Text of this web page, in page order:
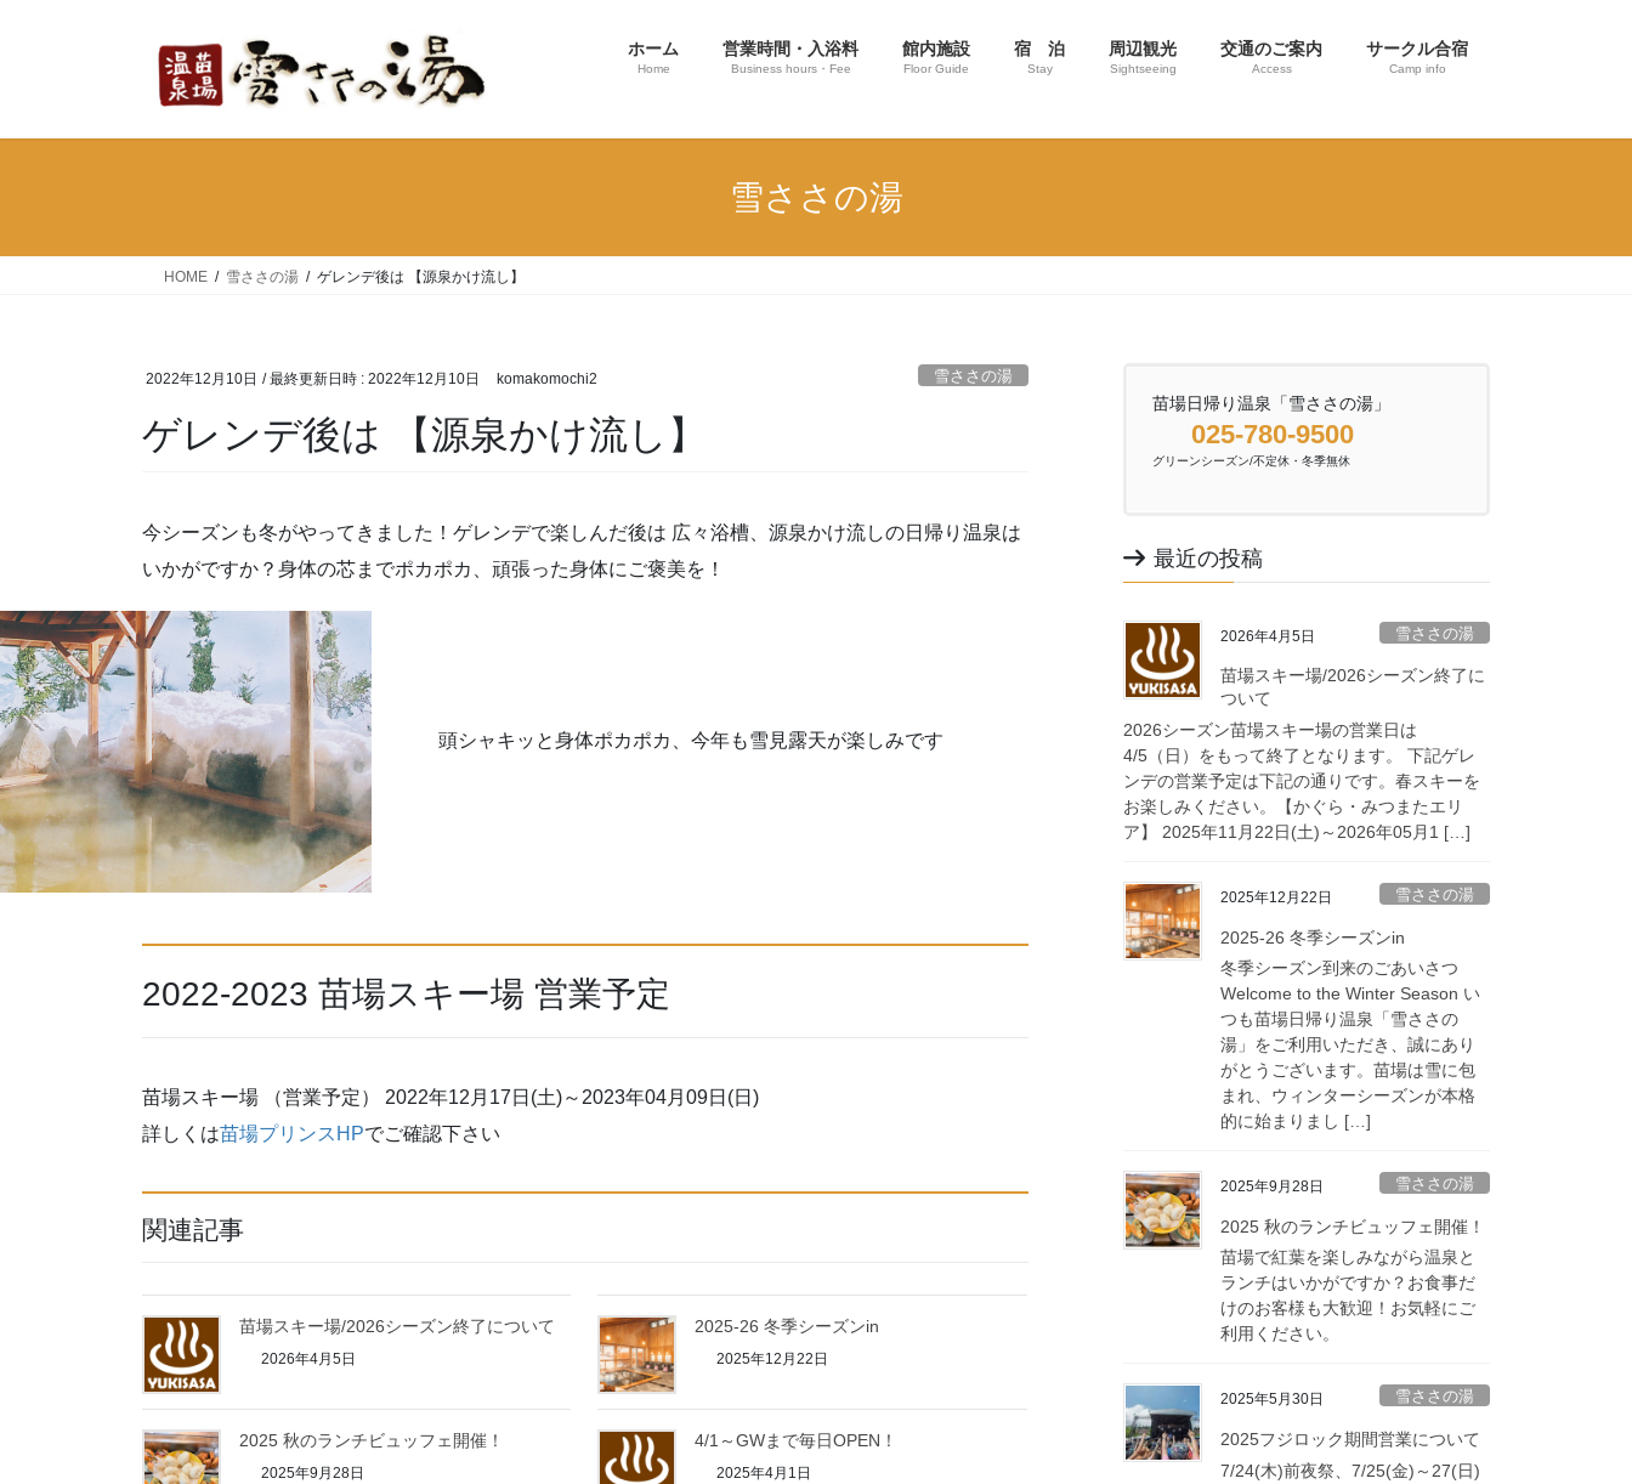
ホーム
Home
営業時間・入浴料
Business hours・Fee
館内施設
Floor Guide
宿 泊
Stay
周辺観光
Sightseeing
交通のご案内
Access
サークル合宿
Camp info
雪ささの湯
HOME 雪ささの湯 ゲレンデ後は 【源泉かけ流し】
2022年12月10日 / 最終更新日時 : 2022年12月10日 komakomochi2 雪ささの湯
ゲレンデ後は 【源泉かけ流し】
今シーズンも冬がやってきました！ゲレンデで楽しんだ後は 広々浴槽、源泉かけ流しの日帰り温泉は
いかがですか？身体の芯までポカポカ、頑張った身体にご褒美を！
頭シャキッと身体ポカポカ、今年も雪見露天が楽しみです
2022-2023 苗場スキー場 営業予定
苗場スキー場 （営業予定） 2022年12月17日(土)～2023年04月09日(日)
詳しくは苗場プリンスHPでご確認下さい
関連記事
苗場スキー場/2026シーズン終了について
2026年4月5日
2025-26 冬季シーズンin
2025年12月22日
2025 秋のランチビュッフェ開催！
2025年9月28日
4/1～GWまで毎日OPEN！
2025年4月1日
苗場日帰り温泉「雪ささの湯」
025-780-9500
グリーンシーズン/不定休・冬季無休
最近の投稿
2026年4月5日 雪ささの湯
苗場スキー場/2026シーズン終了に
ついて
2026シーズン苗場スキー場の営業日は
4/5（日）をもって終了となります。 下記ゲレ
ンデの営業予定は下記の通りです。春スキーを
お楽しみください。【かぐら・みつまたエリ
ア】 2025年11月22日(土)～2026年05月1 […]
2025年12月22日 雪ささの湯
2025-26 冬季シーズンin
冬季シーズン到来のごあいさつ
Welcome to the Winter Season い
つも苗場日帰り温泉「雪ささの
湯」をご利用いただき、誠にあり
がとうございます。苗場は雪に包
まれ、ウィンターシーズンが本格
的に始まりまし […]
2025年9月28日 雪ささの湯
2025 秋のランチビュッフェ開催！
苗場で紅葉を楽しみながら温泉と
ランチはいかがですか？お食事だ
けのお客様も大歓迎！お気軽にご
利用ください。
2025年5月30日 雪ささの湯
2025フジロック期間営業について
7/24(木)前夜祭、7/25(金)～27(日)